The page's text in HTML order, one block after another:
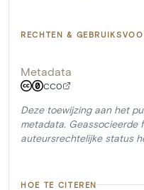
RECHTEN &
Metadata
CC0
Deze toewijzing aan het
metadata. Geassocieerde
auteursrechtelijke status
HOE TE CITEREN